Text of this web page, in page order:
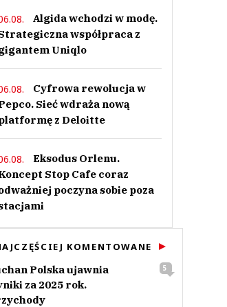
Algida wchodzi w modę.
współpraca z
Uniqlo
Cyfrowa rewolucja w
Sieć wdraża nową
z Deloitte
Eksodus Orlenu.
Stop Cafe coraz
poczyna sobie poza
KOMENTOWANE
Polska ujawnia
za 2025 rok.
5